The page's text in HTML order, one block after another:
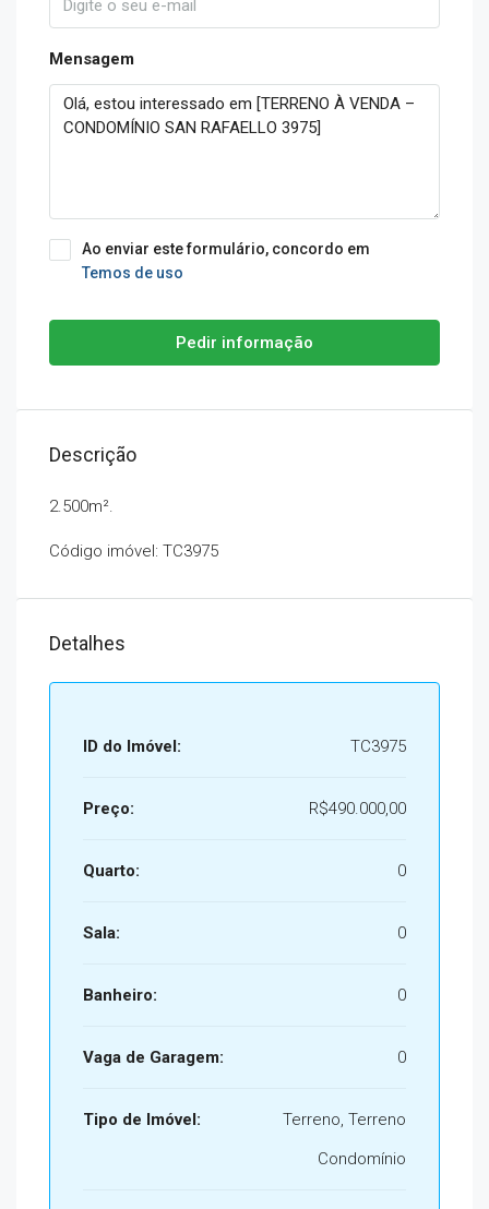
Mensagem
Ao enviar este formulário, concordo em
Temos de uso
Pedir informação
Descrição
2.500m².
Código imóvel: TC3975
Detalhes
ID do Imóvel: TC3975
Preço: R$490.000,00
Quarto: 0
Sala: 0
Banheiro: 0
Vaga de Garagem: 0
Tipo de Imóvel:
Terreno, Terreno
Condomínio